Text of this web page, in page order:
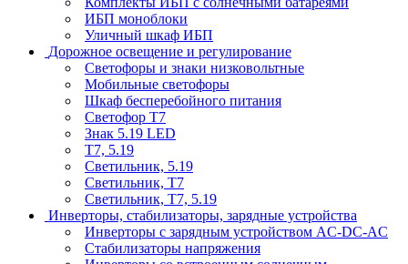
ИБП моноблоки
Уличный шкаф ИБП
Дорожное освещение и регулирование
Светофоры и знаки низковольтные
Мобильные светофоры
Шкаф бесперебойного питания
Светофор Т7
Знак 5.19 LED
Т7, 5.19
Светильник, 5.19
Светильник, Т7
Светильник, T7, 5.19
Инверторы, стабилизаторы, зарядные устройства
Инверторы с зарядным устройством AC-DC-AC
Стабилизаторы напряжения